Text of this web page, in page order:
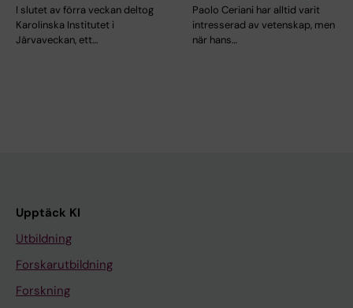
I slutet av förra veckan deltog
Karolinska Institutet i
Järvaveckan, ett…
Paolo Ceriani har alltid varit
intresserad av vetenskap, men
när hans…
Upptäck KI
Utbildning
Forskarutbildning
Forskning